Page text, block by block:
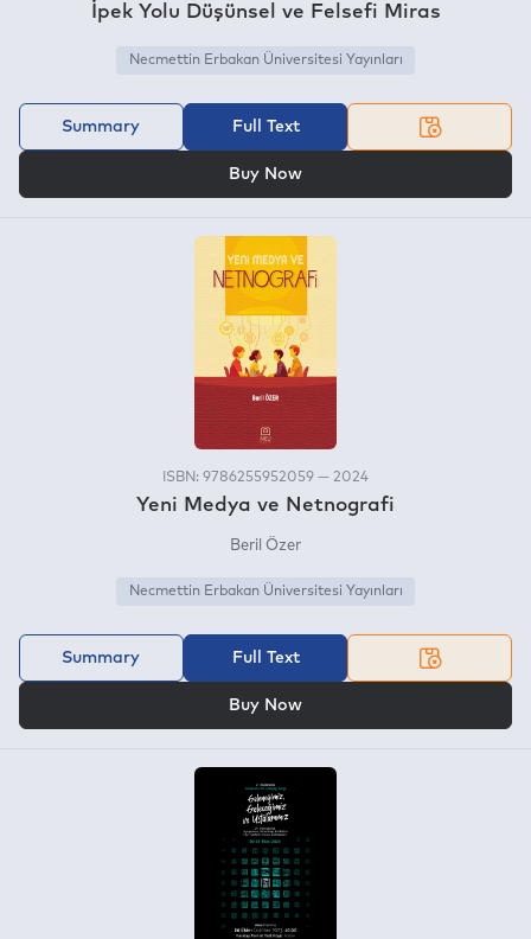
İpek Yolu Düşünsel ve Felsefi Miras
Necmettin Erbakan Üniversitesi Yayınları
Summary Full Text
Buy Now
ISBN: 9786255952059 — 2024
Yeni Medya ve Netnografi
Beril Özer
Necmettin Erbakan Üniversitesi Yayınları
Summary Full Text
Buy Now